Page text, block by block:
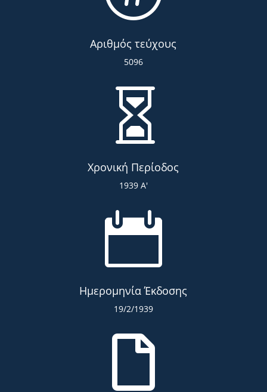
Αριθμός τεύχους
5096

Χρονική Περίοδος
1939 Α'

Ημερομηνία Έκδοσης
19/2/1939
